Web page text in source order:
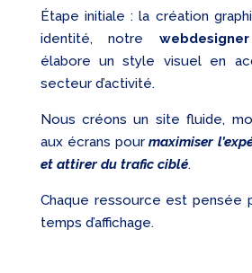
Étape initiale : la création
identité, notre
élabore un style visuel en
secteur d’activité.
Nous créons un site fluide,
aux écrans pourmaximiser
et attirer du trafic ciblé.
Chaque ressource est pensée
temps d’affichage.